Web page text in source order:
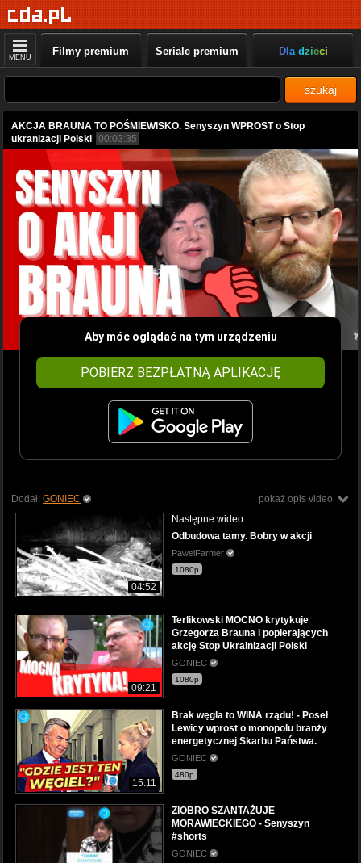
MENU Filmy premium Seriale premium Dla dzieci
szukaj
AKCJA BRAUNA TO POŚMIEWISKO. Senyszyn WPROST o Stop
ukranizacji Polski 00:03:35
Aby móc oglądać na tym urządzeniu
POBIERZ BEZPŁATNĄ APLIKACJĘ
pokaż opis video
Dodał: GONIEC
04:52
Następne wideo:
Odbudowa tamy. Bobry w akcji
PawelFarmer
1080p
09:21
Terlikowski MOCNO krytykuje
Grzegorza Brauna i popierających
akcję Stop Ukrainizacji Polski
GONIEC
1080p
15:11
Brak węgla to WINA rządu! - Poseł
Lewicy wprost o monopolu branży
energetycznej Skarbu Państwa.
GONIEC
480p
ZIOBRO SZANTAŻUJE
MORAWIECKIEGO - Senyszyn
#shorts
GONIEC